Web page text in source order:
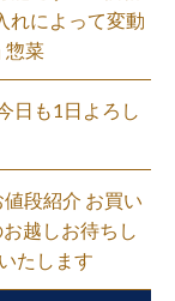
れによって変動
惣菜
日も1日よろし
段紹介 お買い
越しお待ちし
たします